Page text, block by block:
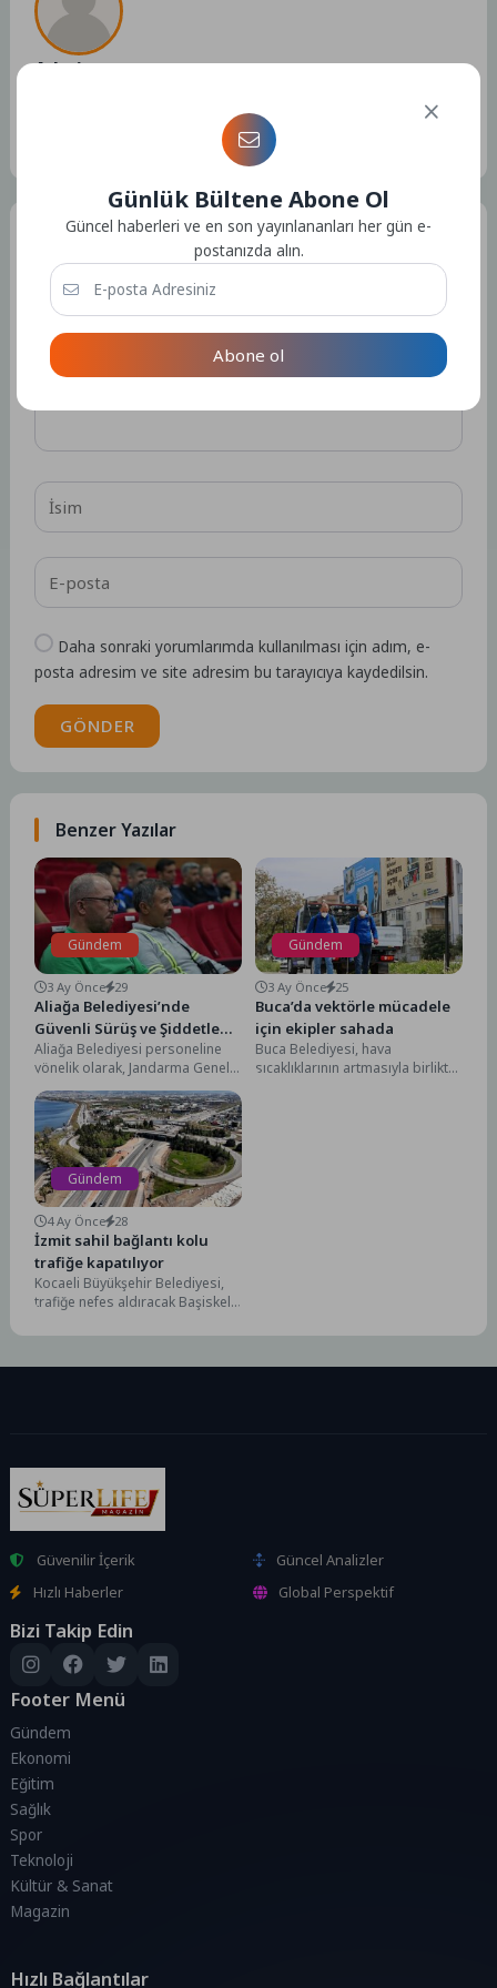
Admin
Kullanıcıya ait herhangi bir sosyal medya veya iletişim bilgisi
Bir Yorum Yazın
E-posta adresiniz yayınlanmayacak.
işaretlenmişlerdir
Daha sonraki yorumlarımda kullanılması için adım, e-
posta adresim ve site adresim bu tarayıcıya kaydedilsin.
GÖNDER
Benzer Yazılar
Gündem
3 Ay Önce 29
Aliağa Belediyesi’nde
Güvenli Sürüş ve Şiddetle
Mücadele Semineri
Aliağa Belediyesi personeline
yönelik olarak, Jandarma Genel
Komutanlığı Asayiş Daire
Başkanlığı koordinesinde trafik
güvenliği ve...
Gündem
3 Ay Önce 25
Buca’da vektörle mücadele
için ekipler sahada
Buca Belediyesi, hava
sıcaklıklarının artmasıyla birlikte
Gündem
4 Ay Önce 28
İzmit sahil bağlantı kolu
trafiğe kapatılıyor
Kocaeli Büyükşehir Belediyesi,
trafiğe nefes aldıracak Başiskele
aşamaya daha geçiyor. Proje...
Güvenilir İçerik
Güncel Analizler
Hızlı Haberler
Global Perspektif
Bizi Takip Edin
Footer Menü
Gündem
Ekonomi
Eğitim
Sağlık
Spor
Teknoloji
Kültür & Sanat
Magazin
Hızlı Bağlantılar
Günlük Bültene Abone Ol
Güncel haberleri ve en son yayınlananları her gün e-
postanızda alın.
Abone ol